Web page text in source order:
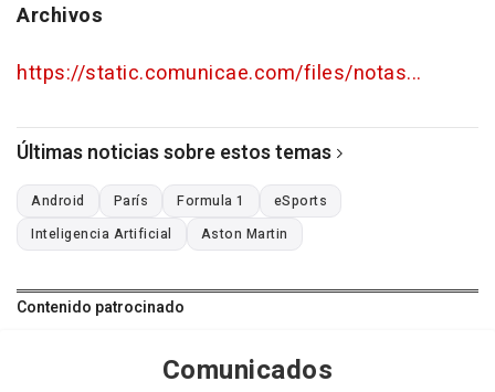
Archivos
https://static.comunicae.com/files/notas...
Últimas noticias sobre estos temas
Android París Formula 1
eSports
Inteligencia Artificial
Aston Martin
Contenido patrocinado
Comunicados